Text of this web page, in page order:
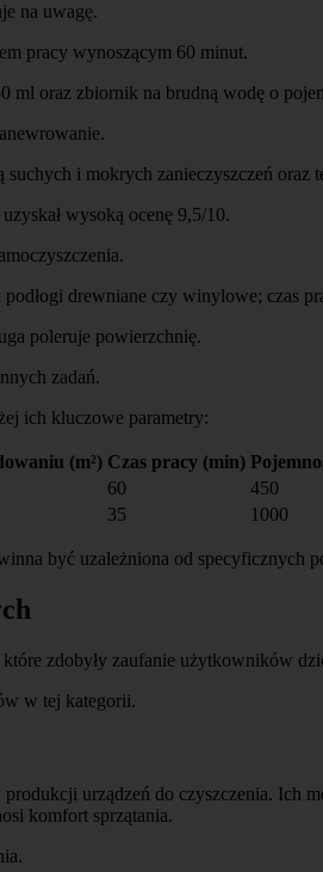
na uwagę.
pracy wynoszącym 60 minut.
ml oraz zbiornik na brudną wodę o
i mokrych zanieczyszczeń
wysoką ocenę 9,5/10.
drewniane czy winylowe; czas
poleruje powierzchnię.
zadań.
ich kluczowe parametry:
(m²) Czas pracy (min)
60 450
35 1000
być uzależniona od specyficznych
zdobyły zaufanie użytkowników
w tej kategorii.
urządzeń do czyszczenia.
komfort sprzątania.